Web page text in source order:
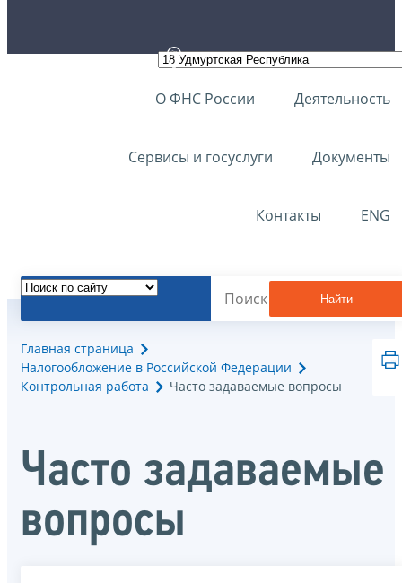
О ФНС России Деятельность
Сервисы и госуслуги Документы
Контакты ENG
Найти
Главная страница
Налогообложение в Российской Федерации
Контрольная работа
Часто задаваемые вопросы
Часто задаваемые
вопросы